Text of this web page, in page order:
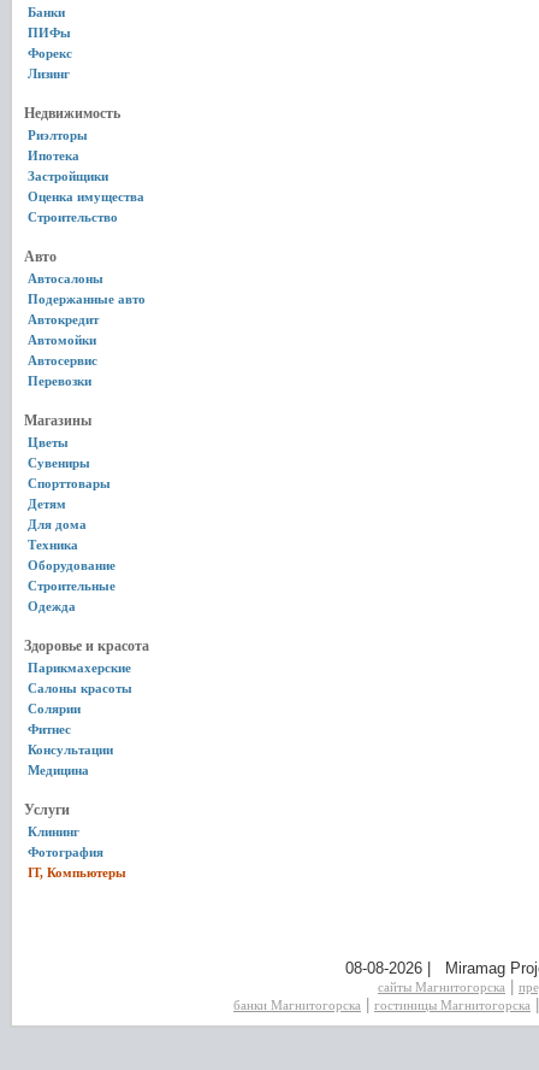
Банки
ПИФы
Форекс
Лизинг
Недвижимость
Риэлторы
Ипотека
Застройщики
Оценка имущества
Строительство
Авто
Автосалоны
Подержанные авто
Автокредит
Автомойки
Автосервис
Перевозки
Магазины
Цветы
Сувениры
Спорттовары
Детям
Для дома
Техника
Оборудование
Строительные
Одежда
Здоровье и красота
Парикмахерские
Салоны красоты
Солярии
Фитнес
Консультации
Медицина
Услуги
Клининг
Фотография
IT, Компьютеры
08-08-2026 | Miramag
сайты Магнитогорска
банки Магнитогорска
гостиницы Магнитогорска